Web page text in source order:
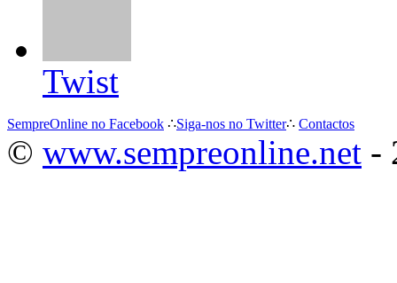
Twist
SempreOnline no Facebook ∴Siga-nos no Twitter∴ Contactos
© www.sempreonline.net -